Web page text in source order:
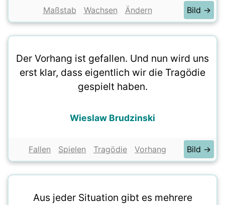
Maßstab Wachsen Ändern Bild →
Der Vorhang ist gefallen. Und nun wird uns
erst klar, dass eigentlich wir die Tragödie
gespielt haben.
Wieslaw Brudzinski
Fallen Spielen Tragödie Vorhang Bild →
Aus jeder Situation gibt es mehrere